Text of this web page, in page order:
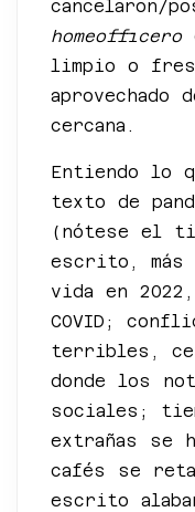
cancelaron/
homeofficero
limpio o
aprovechado
cercana.
Entiendo lo
texto de
(nótese el
escrito, más
vida en
COVID;
terribles,
donde los
sociales;
extrañas se
cafés se
escrito